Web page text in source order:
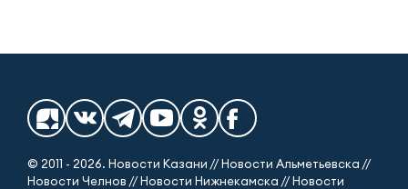
© 2011 - 2026. Новости Казани // Новости Альметьевска //
Новости Челнов // Новости Нижнекамска // Новости